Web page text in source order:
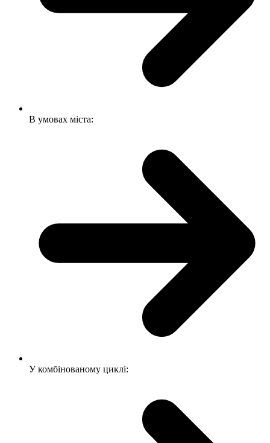
В умовах міста:
У комбінованому циклі: